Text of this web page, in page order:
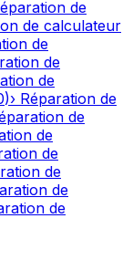
de
de calculateur
de
de
de
)› Réparation de
de
de
de
de
de
de